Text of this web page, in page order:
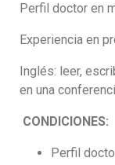
Perfil doctor en
Experiencia en
Inglés: leer,
en una
CONDICIONES:
Perfil